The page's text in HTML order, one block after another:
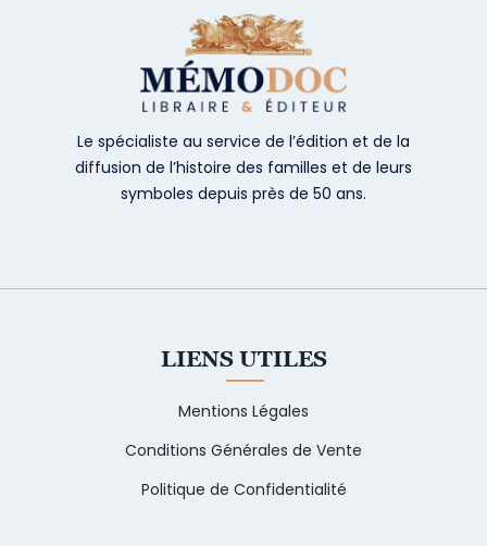
Le spécialiste au service de l’édition et de la
diffusion de l’histoire des familles et de leurs
symboles depuis près de 50 ans.
LIENS UTILES
Mentions Légales
Conditions Générales de Vente
Politique de Confidentialité